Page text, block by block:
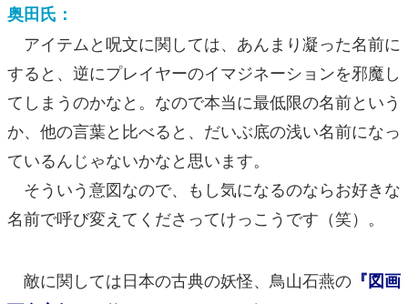
奥田氏：
アイテムと呪文に関しては、あんまり凝った名前に
すると、逆にプレイヤーのイマジネーションを邪魔し
てしまうのかなと。なので本当に最低限の名前という
か、他の言葉と比べると、だいぶ底の浅い名前になっ
ているんじゃないかなと思います。
そういう意図なので、もし気になるのならお好きな
名前で呼び変えてくださってけっこうです（笑）。
敵に関しては日本の古典の妖怪、鳥山石燕の 『図画